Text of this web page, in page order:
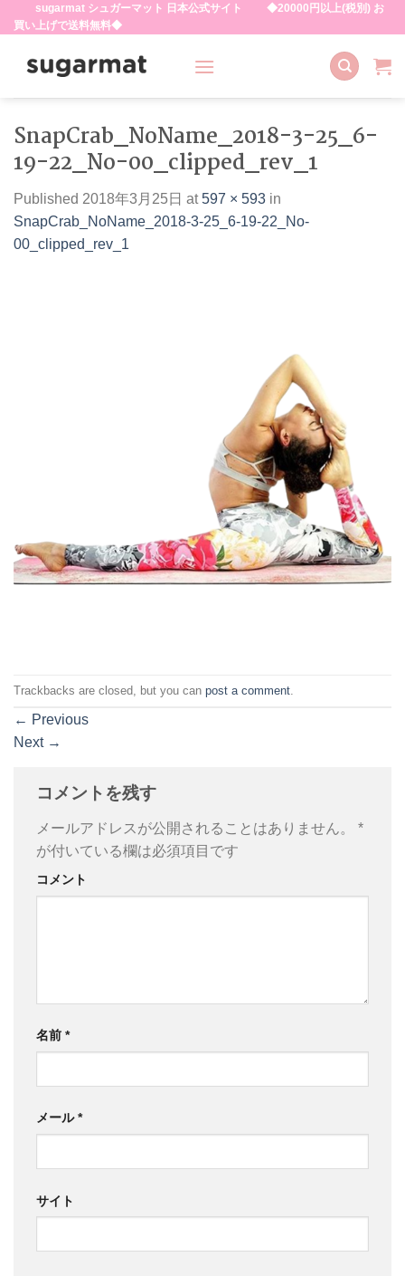
to
content
sugarmat シュガーマット 日本公式サイト ◆20000円以上(税別) お
買い上げで送料無料◆
SnapCrab_NoName_2018-3-25_6-
19-22_No-00_clipped_rev_1
Published 2018年3月25日 at597 × 593 in
SnapCrab_NoName_2018-3-25_6-19-22_No-
00_clipped_rev_1
Trackbacks are closed, but you can post a comment
← Previous
Next →
コメントを残す
メールアドレスが公開されることはありません。
*
が付いている欄は必須項目です
コメント
名前 *
メール*
サイト